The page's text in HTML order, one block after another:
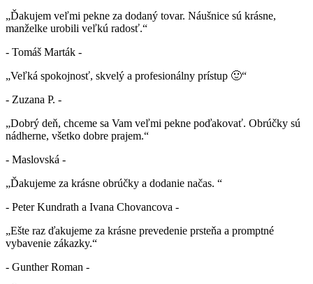
„Ďakujem veľmi pekne za dodaný tovar. Náušnice sú krásne,
manželke urobili veľkú radosť.“
- Tomáš Marták -
„Veľká spokojnosť, skvelý a profesionálny prístup 🙂“
- Zuzana P. -
„Dobrý deň, chceme sa Vam veľmi pekne poďakovať. Obrúčky sú
nádherne, všetko dobre prajem.“
- Maslovská -
„Ďakujeme za krásne obrúčky a dodanie načas. “
- Peter Kundrath a Ivana Chovancova -
„Ešte raz ďakujeme za krásne prevedenie prsteňa a promptné
vybavenie zákazky.“
- Gunther Roman -